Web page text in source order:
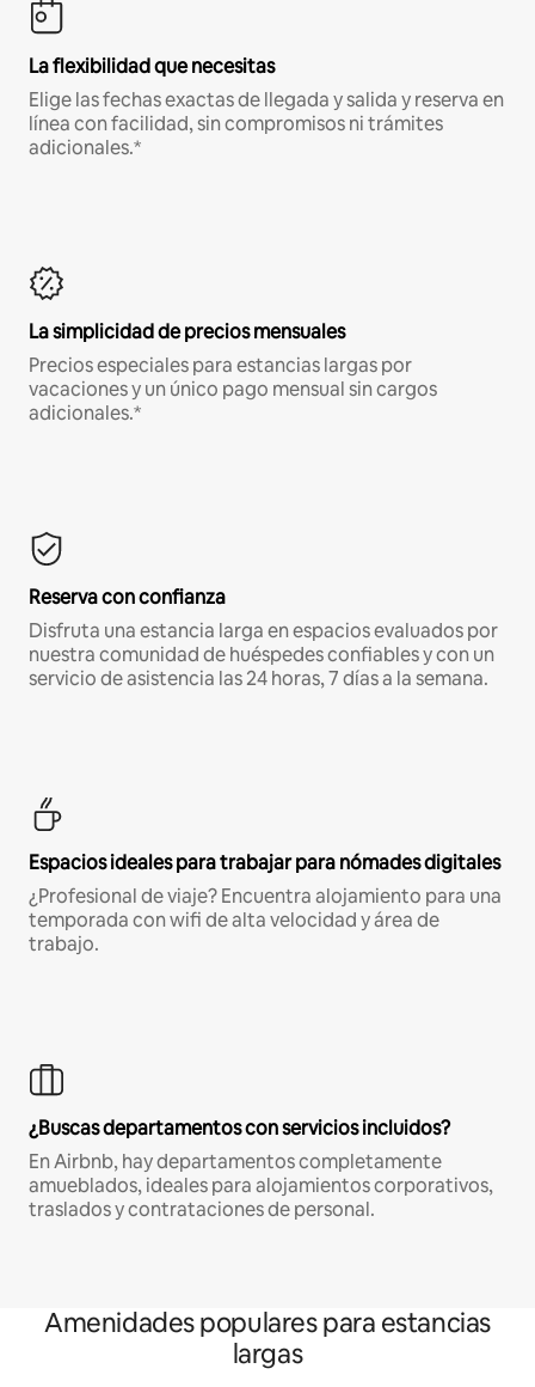
La flexibilidad que necesitas
Elige las fechas exactas de llegada y salida y reserva en
línea con facilidad, sin compromisos ni trámites
adicionales.*
La simplicidad de precios mensuales
Precios especiales para estancias largas por
vacaciones y un único pago mensual sin cargos
adicionales.*
Reserva con confianza
Disfruta una estancia larga en espacios evaluados por
nuestra comunidad de huéspedes confiables y con un
servicio de asistencia las 24 horas, 7 días a la semana.
Espacios ideales para trabajar para nómades digitales
¿Profesional de viaje? Encuentra alojamiento para una
temporada con wifi de alta velocidad y área de
trabajo.
¿Buscas departamentos con servicios incluidos?
En Airbnb, hay departamentos completamente
amueblados, ideales para alojamientos corporativos,
traslados y contrataciones de personal.
Amenidades populares para estancias
largas